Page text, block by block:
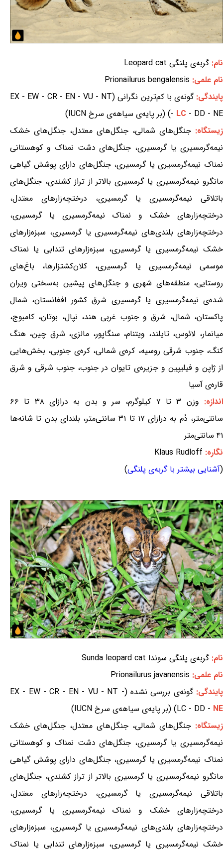
نام:گربه‌ی پلنگی Leopard cat
نام علمی: Prionailurus bengalensis
پایندگی:
گونه‌ی با کم‌ترین نگرانی (EX - EW - CR - EN - VU - NT
- LC - DD - NE) (بر پایه‌ی سیاهه‌ی سرخ IUCN)
زیستگاه: جنگل‌های شمالی، جنگل‌های معتدل، جنگل‌های خشک
نیمه‌گرمسیری یا گرمسیری، جنگل‌های دشت نمناک و کوهستانی
نمناک نیمه‌گرمسیری یا گرمسیری، جنگل‌های دارای پوشش گیاهی
مانگرو نیمه‌گرمسیری یا گرمسیری بالاتر از تراز کشندی، جنگل‌های
باتلاقی نیمه‌گرمسیری یا گرمسیری، درختچه‌زارهای معتدل،
درختچه‌زارهای خشک و نمناک نیمه‌گرمسیری یا گرمسیری،
درختچه‌زارهای بلندی‌های نیمه‌گرمسیری یا گرمسیری، سبزه‌زارهای
خشک نیمه‌گرمسیری یا گرمسیری، سبزه‌زارهای تندابی یا نمناک
موسمی نیمه‌گرمسیری یا گرمسیری، کلان‌کشتزارها، باغ‌های
روستایی، منطقه‌های شهری و جنگل‌های پیشین به‌سختی ویران
شده‌ی نیمه‌گرمسیری یا گرمسیری شرق کشور افغانستان، شمال
پاکستان، شمال، شرق و جنوب غربی هند، نپال، بوتان، کامبوج،
میانمار، لائوس، تایلند، ویتنام، سنگاپور، مالزی، شرق چین، هنگ
کنگ، جنوب شرقی روسیه، کره‌ی شمالی، کره‌ی جنوبی، بخش‌هایی
از ژاپن و فیلیپین و جزیره‌ی تایوان در جنوب، جنوب شرقی و شرق
قاره‌ی آسیا
اندازه:
وزن ۳ تا ۷ کیلوگرم، سر و بدن به درازای ۳۸ تا ۶۶
سانتی‌متر، دُم به درازای ۱۷ تا ۳۱ سانتی‌متر، بلندای بدن تا شانه‌ها
۴۱ سانتی‌متر
نگاره: Klaus Rudloff
(آشنایی بیشتر با گربه‌ی پلنگی)
نام:گربه‌ی پلنگی سوندا Sunda leopard cat
نام علمی: Prionailurus javanensis
پایندگی:
گونه‌ی بررسی نشده (EX - EW - CR - EN - VU - NT -
LC - DD - NE
) (بر پایه‌ی سیاهه‌ی سرخ IUCN)
زیستگاه: جنگل‌های شمالی، جنگل‌های معتدل، جنگل‌های خشک
نیمه‌گرمسیری یا گرمسیری، جنگل‌های دشت نمناک و کوهستانی
نمناک نیمه‌گرمسیری یا گرمسیری، جنگل‌های دارای پوشش گیاهی
مانگرو نیمه‌گرمسیری یا گرمسیری بالاتر از تراز کشندی، جنگل‌های
باتلاقی نیمه‌گرمسیری یا گرمسیری، درختچه‌زارهای معتدل،
درختچه‌زارهای خشک و نمناک نیمه‌گرمسیری یا گرمسیری،
درختچه‌زارهای بلندی‌های نیمه‌گرمسیری یا گرمسیری، سبزه‌زارهای
خشک نیمه‌گرمسیری یا گرمسیری، سبزه‌زارهای تندابی یا نمناک